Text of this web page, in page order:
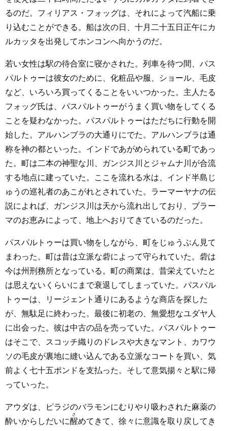
るのだ。フィリアス・フォッグは、それによって汽船に乗
り込むことができる。船は次の日、十月二十五日正午にカ
ルカッタを出発してホンコンへ向かうのだ。
若い女性は駅の待合室に寝かされた。列車を待つ間、パス
パルトゥーは彼女のために、化粧品や服、ショール、毛皮
など、いろいろ買ってくることをいいつかった。主人たる
フォッグ氏は、パスパルトゥーがうまく買い物をしてくる
ことを疑わなかった。パスパルトゥーはただちに行動を開
始した。アルハンブラの大通りにでた。アルハンブラは通
称を神の都といった。インドであがめられている町であっ
た。町は二本の神聖な川、ガンジス川とジャムナ川が合流
する地点に建っていた。ここを流れる水は、インド半島じ
ゅうの巡礼者のあこがれとされていた。ラーマーヤナの伝
説によれば、ガンジス川は天から流れ出しており、ブラー
マのお恵みによって、地上へおりてきているのだった。
パスパルトゥーは買い物をしながら、町をじゅうぶん見て
まわった。町は昔は立派な砦によって守られていた。砦は
今は州刑務所となっている。町の商業は、昔栄えていたと
は思えないくらいにまで衰退してしまっていた。パスパル
トゥーは、リージェント通りにあるような商店を探した
が、無駄足に終わった。最後に初老の、無愛想なユダヤ人
に出会った。彼は中古の品を売っていた。パスパルトゥー
はそこで、スコッチ織りのドレスや大きなマント、カワウ
ソの毛皮が裏地に縫い込んである立派なコートを買い、気
前よく七十五ポンドを支払った。そして意気揚々と駅に帰
っていった。
アウダは、ピラジのバラモンにむりやり吸わされた麻薬の
酔いからしだいに醒
さ
めてきて、徐々に意識を取り戻してき